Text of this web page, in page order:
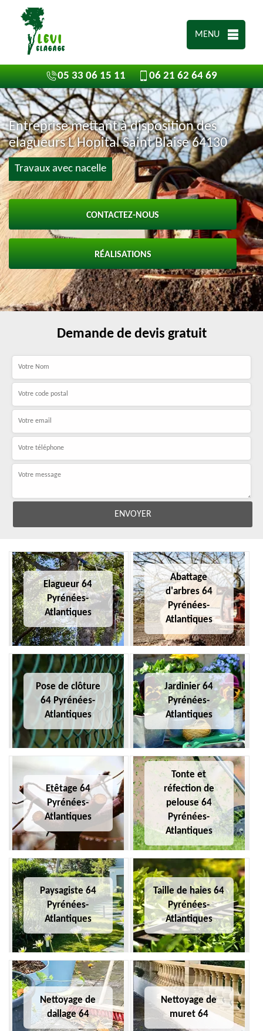
MENU
05 33 06 15 11 06 21 62 64 69
Entreprise mettant à disposition des
elagueurs L Hopital Saint Blaise 64130
Travaux avec nacelle
CONTACTEZ-NOUS
RÉALISATIONS
Demande de devis gratuit
Elagueur 64
Pyrénées-
Atlantiques
Abattage
d'arbres 64
Pyrénées-
Atlantiques
Pose de clôture
64 Pyrénées-
Atlantiques
Jardinier 64
Pyrénées-
Atlantiques
Etêtage 64
Pyrénées-
Atlantiques
Tonte et
réfection de
pelouse 64
Pyrénées-
Atlantiques
Paysagiste 64
Pyrénées-
Atlantiques
Taille de haies 64
Pyrénées-
Atlantiques
Nettoyage de
dallage 64
Nettoyage de
muret 64